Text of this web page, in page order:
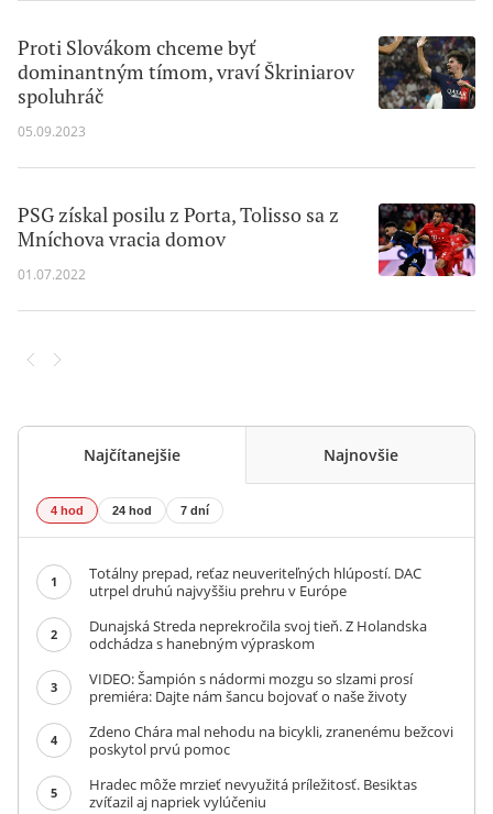
Proti Slovákom chceme byť
dominantným tímom, vraví Škriniarov
spoluhráč
05.09.2023
PSG získal posilu z Porta, Tolisso sa z
Mníchova vracia domov
01.07.2022
Najčítanejšie Najnovšie
4 hod 24 hod 7 dní
1
Totálny prepad, reťaz neuveriteľných hlúpostí. DAC
utrpel druhú najvyššiu prehru v Európe
2
Dunajská Streda neprekročila svoj tieň. Z Holandska
odchádza s hanebným výpraskom
3
VIDEO: Šampión s nádormi mozgu so slzami prosí
premiéra: Dajte nám šancu bojovať o naše životy
4
Zdeno Chára mal nehodu na bicykli, zranenému bežcovi
poskytol prvú pomoc
5
Hradec môže mrzieť nevyužitá príležitosť. Besiktas
zvíťazil aj napriek vylúčeniu